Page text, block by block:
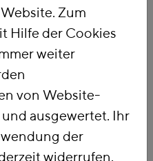
und
Zum
Hilfe der Cookies
weiter
von Website-
ausgewertet. Ihr
der
widerrufen.